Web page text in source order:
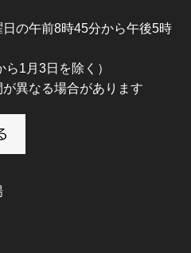
の午前8時45分から午後5時
ら1月3日を除く）
異なる場合があります